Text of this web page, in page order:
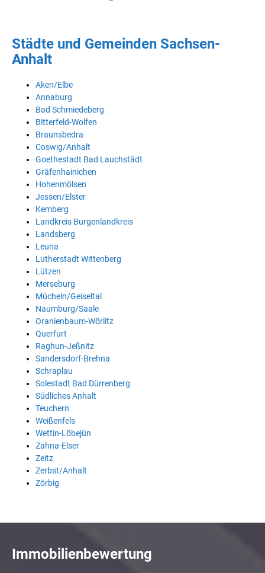
Städte und Gemeinden Sachsen-
Anhalt
Aken/Elbe
Annaburg
Bad Schmiedeberg
Bitterfeld-Wolfen
Braunsbedra
Coswig/Anhalt
Goethestadt Bad Lauchstädt
Gräfenhainichen
Hohenmölsen
Jessen/Elster
Kemberg
Landkreis Burgenlandkreis
Landsberg
Leuna
Lutherstadt Wittenberg
Lützen
Merseburg
Mücheln/Geiseltal
Naumburg/Saale
Oranienbaum-Wörlitz
Querfurt
Raghun-Jeßnitz
Sandersdorf-Brehna
Schraplau
Solestadt Bad Dürrenberg
Südliches Anhalt
Teuchern
Weißenfels
Wettin-Löbejün
Zahna-Elser
Zeitz
Zerbst/Anhalt
Zörbig
Immobilienbewertung